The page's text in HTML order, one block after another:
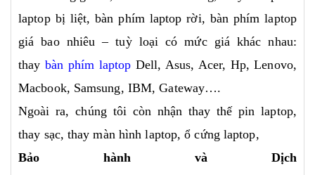
laptop bị liệt, bàn phím laptop rời, bàn phím laptop
giá bao nhiêu – tuỳ loại có mức giá khác nhau:
thay bàn phím laptop Dell, Asus, Acer, Hp, Lenovo,
Macbook, Samsung, IBM, Gateway….
Ngoài ra, chúng tôi còn nhận thay thế pin laptop,
thay sạc, thay màn hình laptop, ổ cứng laptop,
Bảo hành và Dịch